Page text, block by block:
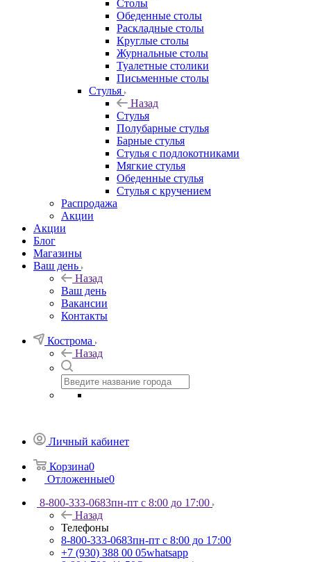
Столы
Обеденные столы
Раскладные столы
Круглые столы
Журнальные столы
Туалетные столики
Письменные столы
Стулья
Назад
Стулья
Полубарные стулья
Барные стулья
Стулья с подлокотниками
Мягкие стулья
Обеденные стулья
Стулья с кручением
Распродажа
Акции
Акции
Блог
Магазины
Ваш день
Назад
Ваш день
Вакансии
Контакты
Кострома
Назад
Личный кабинет
Корзина0
Отложенные0
8-800-333-0683пн-пт с 8:00 до 17:00
Назад
Телефоны
8-800-333-0683пн-пт с 8:00 до 17:00
+7 (930) 388 00 05whatsapp